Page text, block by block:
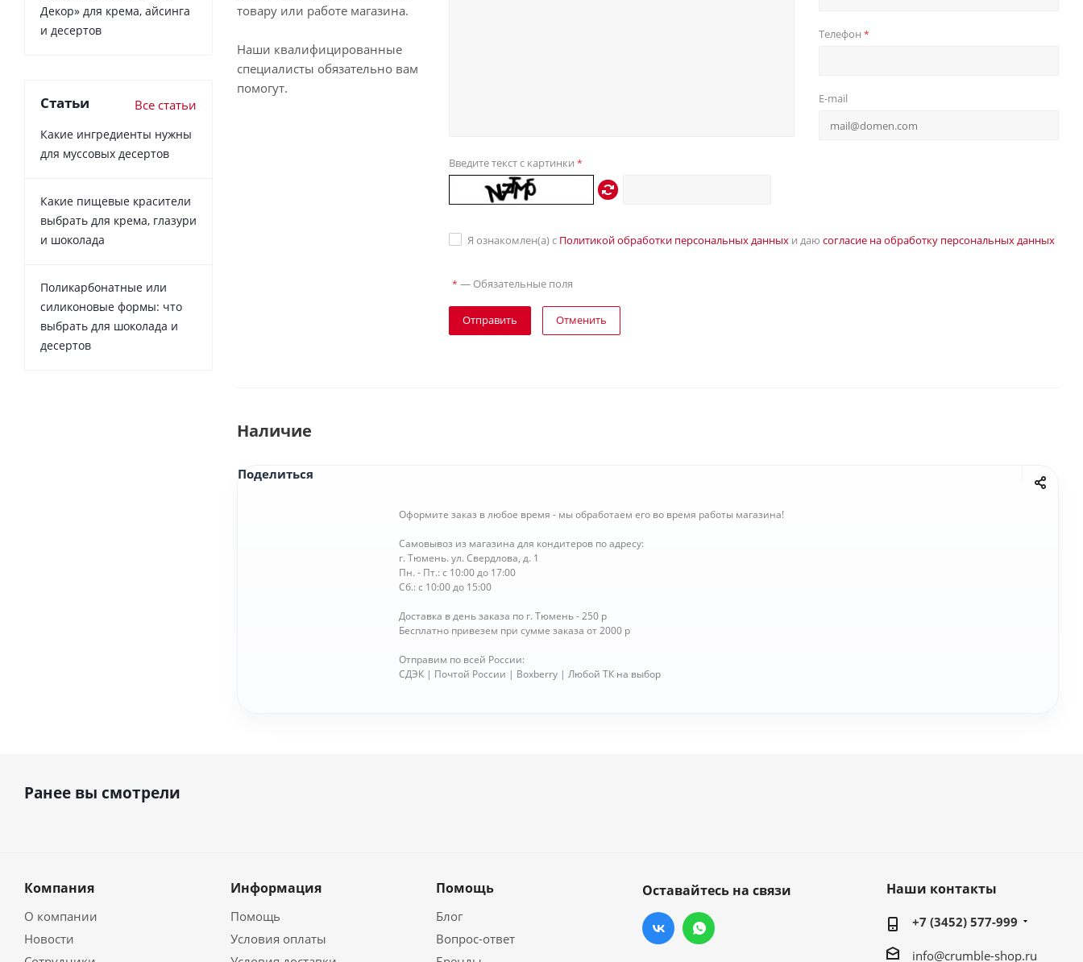
товару или работе магазина.
Наши квалифицированные
специалисты обязательно вам
помогут.
Телефон *
E-mail
Введите текст с картинки *
Я ознакомлен(а) с Политикой обработки персональных данныхи даю согласие на обработку персональных данных
* — Обязательные поля
Отправить Отменить
Наличие
Поделиться
Оформите заказ в любое время - мы обработаем его во время работы магазина!
Самовывоз из магазина для кондитеров по адресу:
г. Тюмень. ул. Свердлова, д. 1
Пн. - Пт.: с 10:00 до 17:00
Сб.: с 10:00 до 15:00
Доставка в день заказа по г. Тюмень - 250 р
Бесплатно привезем при сумме заказа от 2000 р
Отправим по всей России:
СДЭК | Почтой России | Boxberry | Любой ТК на выбор
Декор» для крема, айсинга
и десертов
Статьи Все статьи
Какие ингредиенты нужны
для муссовых десертов
Какие пищевые красители
выбрать для крема, глазури
и шоколада
Поликарбонатные или
силиконовые формы: что
выбрать для шоколада и
десертов
Ранее вы смотрели
Компания
О компании
Новости
Информация
Помощь
Условия оплаты
Помощь
Блог
Вопрос-ответ
Оставайтесь на связи Наши контакты
+7 (3452) 577-999
info@crumble-shop.ru